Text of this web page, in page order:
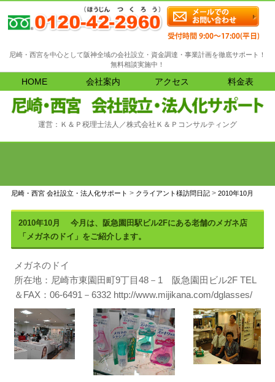
尼崎・西宮を中心として阪神全域の会社設立・資金調達・事業計画を徹底サポート！
無料相談実施中！
HOME 会社案内 アクセス 料金表
運営：Ｋ＆Ｐ税理士法人／株式会社Ｋ＆Ｐコンサルティング
尼崎・西宮 会社設立・法人化サポート > クライアント様訪問日記> 2010年10月
2010年10月 今月は、阪急園田駅ビル2Fにある老舗のメガネ店
「メガネのドイ」をご紹介します。
メガネのドイ
所在地：尼崎市東園田町9丁目48－1 阪急園田ビル2F TEL
＆FAX：06-6491－6332 http://www.mijikana.com/dglasses/